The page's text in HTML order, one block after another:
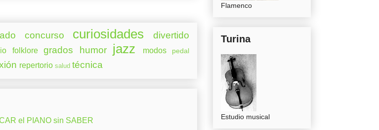
concurso curiosidades divertido
folklore grados humor jazz modos pedal
repertorio salud técnica
el PIANO sin SABER
Flamenco
Turina
Estudio musical